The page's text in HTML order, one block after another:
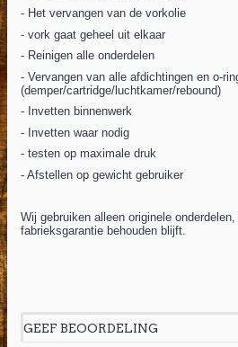
- Het vervangen van de vorkolie
- vork gaat geheel uit elkaar
- Reinigen alle onderdelen
- Vervangen van alle afdichtingen en o-
(demper/cartridge/luchtkamer/rebound)
- Invetten binnenwerk
- Invetten waar nodig
- testen op maximale druk
- Afstellen op gewicht gebruiker
Wij gebruiken alleen originele
fabrieksgarantie behouden blijft.
GEEF BEOORDELING